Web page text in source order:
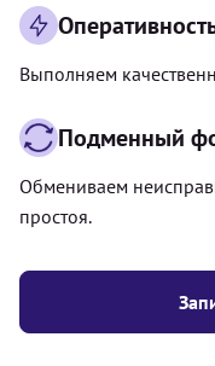
Выполняем
Подменный
Обмениваем
простоя.